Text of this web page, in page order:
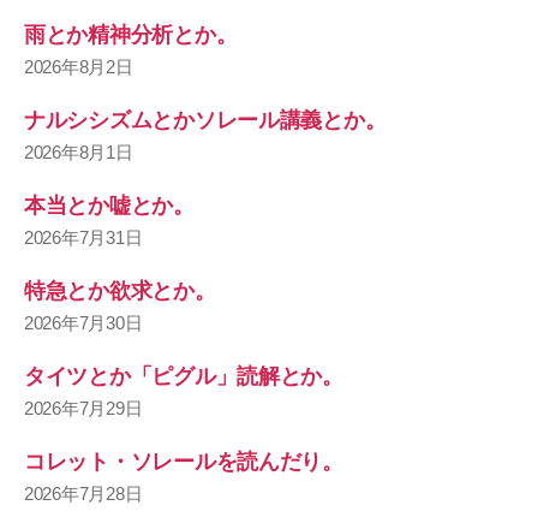
雨とか精神分析とか。
2026年8月2日
ナルシシズムとかソレール講義とか。
2026年8月1日
本当とか嘘とか。
2026年7月31日
特急とか欲求とか。
2026年7月30日
タイツとか「ピグル」読解とか。
2026年7月29日
コレット・ソレールを読んだり。
2026年7月28日